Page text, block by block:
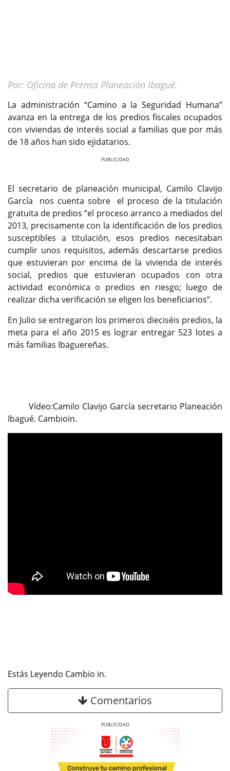
Por: Oficina de Prensa Planeación Ibagué.
La administración “Camino a la Seguridad Humana”
avanza en la entrega de los predios fiscales ocupados
con viviendas de interés social a familias que por más
de 18 años han sido ejidatarios.
El secretario de planeación municipal, Camilo Clavijo
García nos cuenta sobre el proceso de la titulación
gratuita de predios “el proceso arranco a mediados del
2013, precisamente con la identificación de los predios
susceptibles a titulación, esos predios necesitaban
cumplir unos requisitos, además descartarse predios
que estuvieran por encima de la vivienda de interés
social, predios que estuvieran ocupados con otra
actividad económica o predios en riesgo; luego de
realizar dicha verificación se eligen los beneficiarios”.
En Julio se entregaron los primeros dieciséis predios, la
meta para el año 2015 es lograr entregar 523 lotes a
más familias Ibaguereñas.
Vídeo:Camilo Clavijo García secretario Planeación
Ibagué. Cambioin.
Estás Leyendo Cambio in.
Comentarios